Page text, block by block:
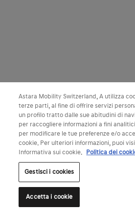
Astara Mobility Switzerland, A utilizza
terze parti, al fine di offrire servizi
un profilo tratto dalle sue abitudini di
per raccogliere informazioni a fini
per modificare le tue preferenze e/o
cookie. Per ulteriori informazioni, puoi
Informativa sui cookie. Politica dei
Gestisci i cookies
Accetta i cookie